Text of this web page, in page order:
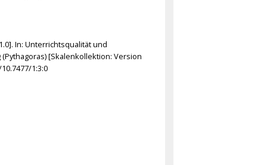
In: Unterrichtsqualität und
[Skalenkollektion: Version
1:3:0